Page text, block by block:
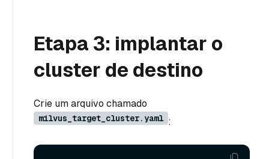
Etapa 3: implantar o
cluster de destino
Crie um arquivo chamado
milvus_target_cluster.yaml :